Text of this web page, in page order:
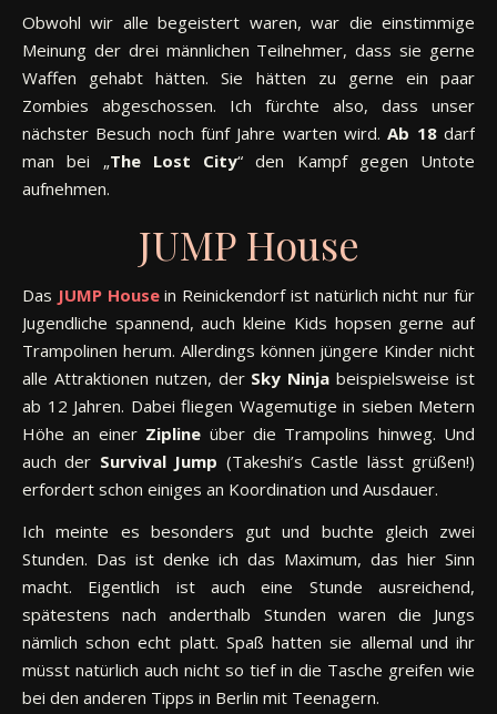
Obwohl wir alle begeistert waren, war die einstimmige
Meinung der drei männlichen Teilnehmer, dass sie gerne
Waffen gehabt hätten. Sie hätten zu gerne ein paar
Zombies abgeschossen. Ich fürchte also, dass unser
nächster Besuch noch fünf Jahre warten wird. Ab 18darf
man bei „The Lost City“ den Kampf gegen Untote
aufnehmen.
JUMP House
Das JUMP House in Reinickendorf ist natürlich nicht nur für
Jugendliche spannend, auch kleine Kids hopsen gerne auf
Trampolinen herum. Allerdings können jüngere Kinder nicht
alle Attraktionen nutzen, der Sky Ninja beispielsweise ist
ab 12 Jahren. Dabei fliegen Wagemutige in sieben Metern
Höhe an einer Zipline über die Trampolins hinweg. Und
auch der Survival Jump (Takeshi’s Castle lässt grüßen!)
erfordert schon einiges an Koordination und Ausdauer.
Ich meinte es besonders gut und buchte gleich zwei
Stunden. Das ist denke ich das Maximum, das hier Sinn
macht. Eigentlich ist auch eine Stunde ausreichend,
spätestens nach anderthalb Stunden waren die Jungs
nämlich schon echt platt. Spaß hatten sie allemal und ihr
müsst natürlich auch nicht so tief in die Tasche greifen wie
bei den anderen Tipps in Berlin mit Teenagern.